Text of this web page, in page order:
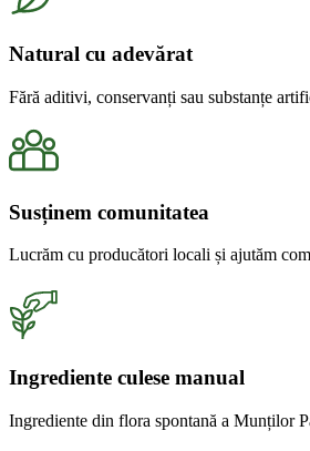
Natural cu adevărat
Fără aditivi, conservanți sau substanțe
Susținem comunitatea
Lucrăm cu producători locali și ajutăm
Ingrediente culese manual
Ingrediente din flora spontană a Munților